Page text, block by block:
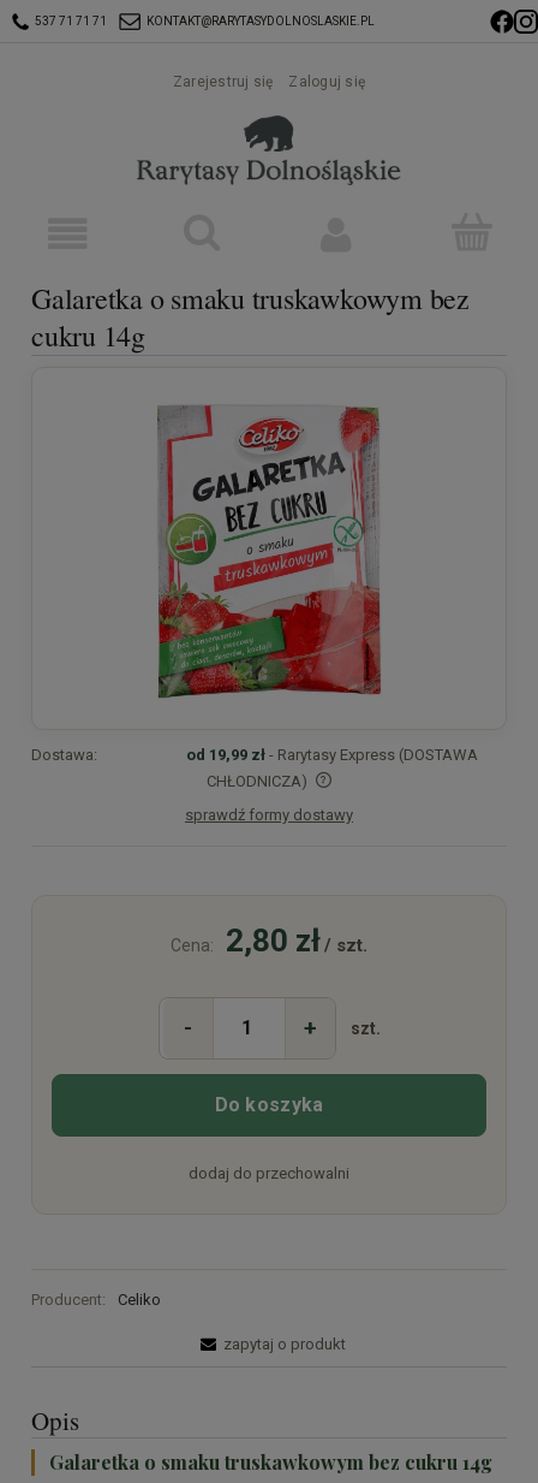
537 71 71 71 KONTAKT@RARYTASYDOLNOSLASKIE.PL
Zarejestruj się Zaloguj się
Galaretka o smaku truskawkowym bez
cukru 14g
Dostawa: od 19,99 zł - Rarytasy Express (DOSTAWA
CHŁODNICZA)
Cena nie zawiera ewentualnych kosztów płatności
sprawdź formy dostawy
Cena: 2,80 zł/ szt.
- + szt.
Do koszyka
dodaj do przechowalni
Producent: Celiko
zapytaj o produkt
Opis
Galaretka o smaku truskawkowym bez cukru 14g